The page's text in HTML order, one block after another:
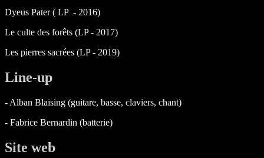
Dyeus Pater ( LP - 2016)
Le culte des forêts (LP - 2017)
Les pierres sacrées (LP - 2019)
Line-up
- Alban Blaising (guitare, basse, claviers, chant)
- Fabrice Bernardin (batterie)
Site web